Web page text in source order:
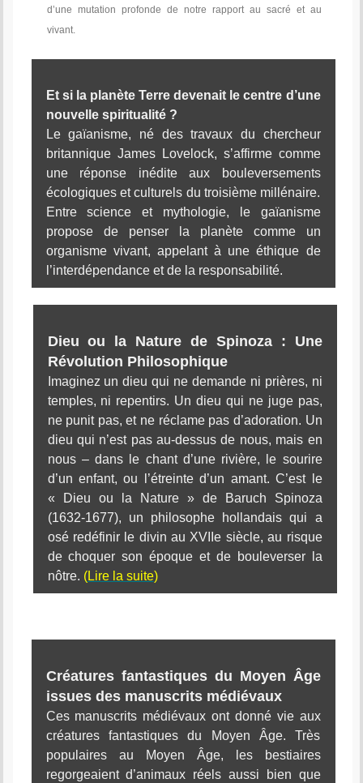
d’une mutation profonde de notre rapport au sacré et au
vivant.
Et si la planète Terre devenait le centre d’une
nouvelle spiritualité ?
Le gaïanisme, né des travaux du chercheur
britannique James Lovelock, s’affirme comme
une réponse inédite aux bouleversements
écologiques et culturels du troisième millénaire.
Entre science et mythologie, le gaïanisme
propose de penser la planète comme un
organisme vivant, appelant à une éthique de
l’interdépendance et de la responsabilité.
Dieu ou la Nature de Spinoza : Une
Révolution Philosophique
Imaginez un dieu qui ne demande ni prières, ni
temples, ni repentirs. Un dieu qui ne juge pas,
ne punit pas, et ne réclame pas d’adoration. Un
dieu qui n’est pas au-dessus de nous, mais en
nous – dans le chant d’une rivière, le sourire
d’un enfant, ou l’étreinte d’un amant. C’est le
« Dieu ou la Nature » de Baruch Spinoza
(1632-1677), un philosophe hollandais qui a
osé redéfinir le divin au XVIIe siècle, au risque
de choquer son époque et de bouleverser la
nôtre. (Lire la suite)
Créatures fantastiques du Moyen Âge
issues des manuscrits médiévaux
Ces manuscrits médiévaux ont donné vie aux
créatures fantastiques du Moyen Âge. Très
populaires au Moyen Âge, les bestiaires
regorgeaient d’animaux réels aussi bien que